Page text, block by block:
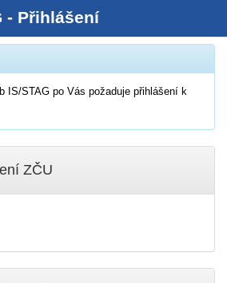
- Přihlášení
IS/STAG po Vás požaduje přihlášení k
ZČU